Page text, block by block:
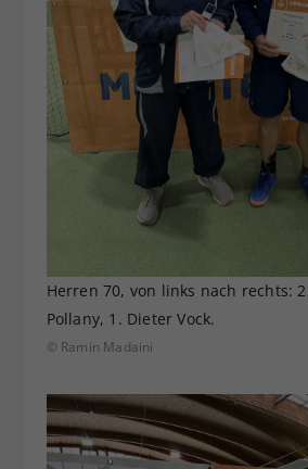
Herren 70, von links nach rechts:
Pollany, 1. Dieter Vock.
© Ramin Madaini